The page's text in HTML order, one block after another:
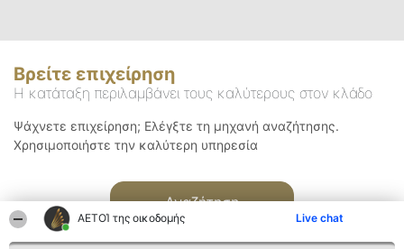
ΑΕΤΟΊ της οικοδομής Live chat
Βρείτε επιχείρηση
Η κατάταξη περιλαμβάνει τους καλύτερους στον κλάδο
Ψάχνετε επιχείρηση; Ελέγξτε τη μηχανή αναζήτησης.
Χρησιμοποιήστε την καλύτερη υπηρεσία
Αναζήτηση